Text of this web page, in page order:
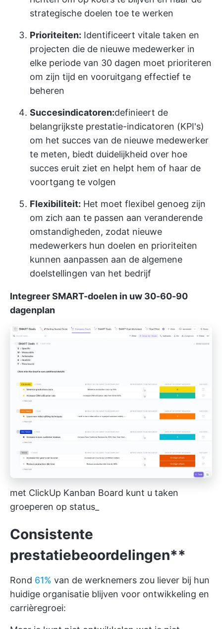
strategische doelen toe te werken
Prioriteiten: Identificeert vitale taken en
projecten die de nieuwe medewerker in
elke periode van 30 dagen moet prioriteren
om zijn tijd en vooruitgang effectief te
beheren
Succesindicatoren:definieert de
belangrijkste prestatie-indicatoren (KPI's)
om het succes van de nieuwe medewerker
te meten, biedt duidelijkheid over hoe
succes eruit ziet en helpt hem of haar de
voortgang te volgen
Flexibiliteit: Het moet flexibel genoeg zijn
om zich aan te passen aan veranderende
omstandigheden, zodat nieuwe
medewerkers hun doelen en prioriteiten
kunnen aanpassen aan de algemene
doelstellingen van het bedrijf
Integreer SMART-doelen in uw 30-60-90
dagenplan
met ClickUp Kanban Board kunt u taken
groeperen op status_
Consistente
prestatiebeoordelingen**
Rond 61% van de werknemers zou liever bij hun
huidige organisatie blijven voor ontwikkeling en
carrièregroei: